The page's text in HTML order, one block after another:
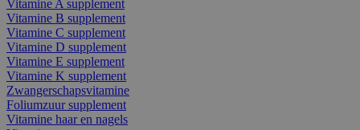
Vitamine A supplement
Vitamine B supplement
Vitamine C supplement
Vitamine D supplement
Vitamine E supplement
Vitamine K supplement
Zwangerschapsvitamine
Foliumzuur supplement
Vitamine haar en nagels